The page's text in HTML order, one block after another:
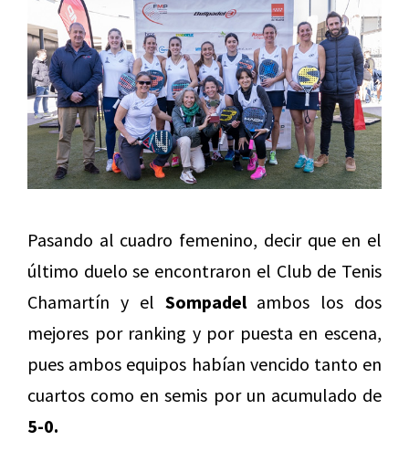
Pasando al cuadro femenino, decir que en el
último duelo se encontraron el Club de Tenis
Chamartín y el Sompadelambos los dos
mejores por ranking y por puesta en escena,
pues ambos equipos habían vencido tanto en
cuartos como en semis por un acumulado de
5-0.